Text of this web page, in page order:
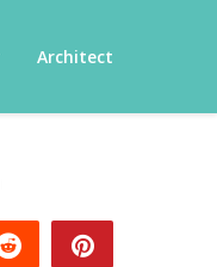
Architect